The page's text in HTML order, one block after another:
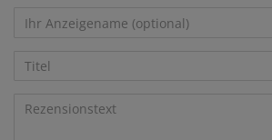
von
von
von
von
von
5
Anzeigename